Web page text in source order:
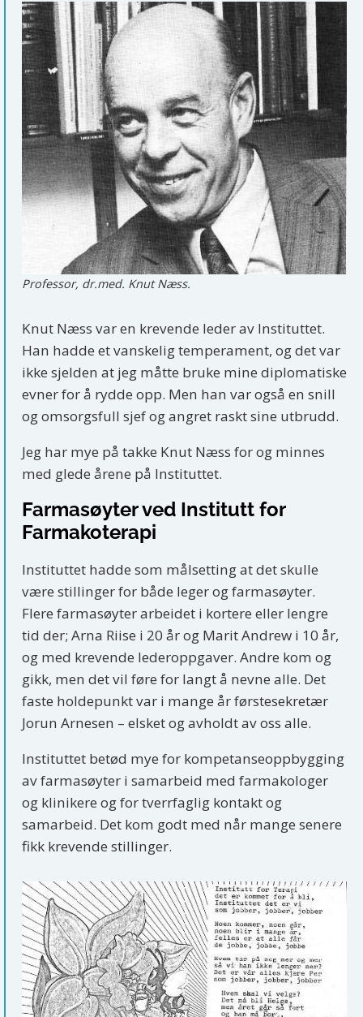
Professor, dr.med. Knut Næss.
Knut Næss var en krevende leder av Instituttet.
Han hadde et vanskelig temperament, og det var
ikke sjelden at jeg måtte bruke mine diplomatiske
evner for å rydde opp. Men han var også en snill
og omsorgsfull sjef og angret raskt sine utbrudd.
Jeg har mye på takke Knut Næss for og minnes
med glede årene på Instituttet.
Farmasøyter ved Institutt for
Farmakoterapi
Instituttet hadde som målsetting at det skulle
være stillinger for både leger og farmasøyter.
Flere farmasøyter arbeidet i kortere eller lengre
tid der; Arna Riise i 20 år og Marit Andrew i 10 år,
og med krevende lederoppgaver. Andre kom og
gikk, men det vil føre for langt å nevne alle. Det
faste holdepunkt var i mange år førstesekretær
Jorun Arnesen – elsket og avholdt av oss alle.
Instituttet betød mye for kompetanseoppbygging
av farmasøyter i samarbeid med farmakologer
og klinikere og for tverrfaglig kontakt og
samarbeid. Det kom godt med når mange senere
fikk krevende stillinger.